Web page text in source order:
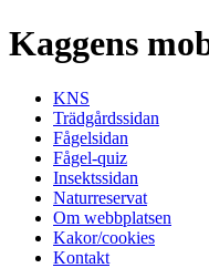
Kaggens
KNS
Trädgårdssidan
Fågelsidan
Fågel-quiz
Insektssidan
Naturreservat
Om webbplatsen
Kakor/cookies
Kontakt